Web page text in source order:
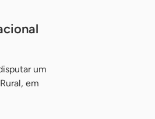
um
em